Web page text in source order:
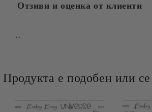
Отзиви и оценка от клиенти
..